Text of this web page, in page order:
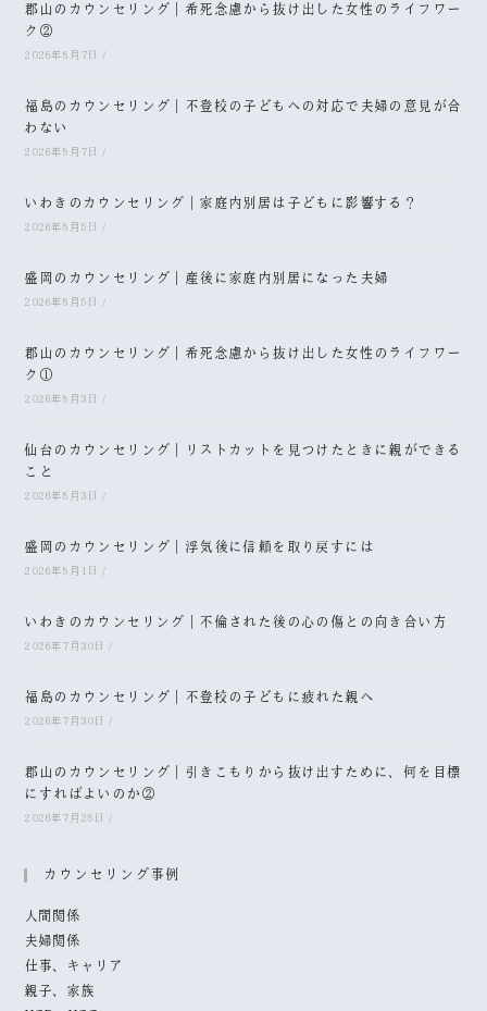
郡山のカウンセリング｜希死念慮から抜け出した女性のライフワー
ク②
2026年8月7日 /
福島のカウンセリング｜不登校の子どもへの対応で夫婦の意見が合
わない
2026年8月7日 /
いわきのカウンセリング｜家庭内別居は子どもに影響する？
2026年8月5日 /
盛岡のカウンセリング｜産後に家庭内別居になった夫婦
2026年8月5日 /
郡山のカウンセリング｜希死念慮から抜け出した女性のライフワー
ク①
2026年8月3日 /
仙台のカウンセリング｜リストカットを見つけたときに親ができる
こと
2026年8月3日 /
盛岡のカウンセリング｜浮気後に信頼を取り戻すには
2026年8月1日 /
いわきのカウンセリング｜不倫された後の心の傷との向き合い方
2026年7月30日 /
福島のカウンセリング｜不登校の子どもに疲れた親へ
2026年7月30日 /
郡山のカウンセリング｜引きこもりから抜け出すために、何を目標
にすればよいのか②
2026年7月28日 /
カウンセリング事例
人間関係
夫婦関係
仕事、キャリア
親子、家族